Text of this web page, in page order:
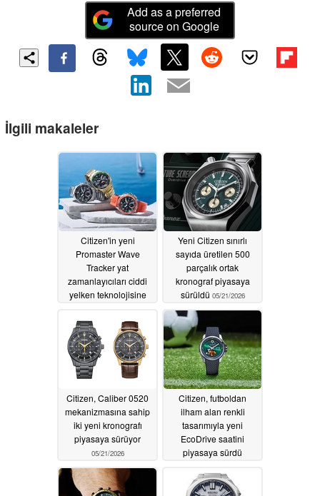
Add as a preferred
source on Google
İlgili makaleler
Citizen'in yeni
Promaster Wave
Tracker yat
zamanlayıcıları ciddi
yelken teknolojisine
Yeni Citizen sınırlı
sayıda üretilen 500
parçalık ortak
kronograf piyasaya
sürüldü 05/21/2026
Citizen, Caliber 0520
mekanizmasına sahip
iki yeni kronografı
piyasaya sürüyor
05/21/2026
Citizen, futboldan
ilham alan renkli
tasarımıyla yeni
EcoDrive saatini
piyasaya sürdü